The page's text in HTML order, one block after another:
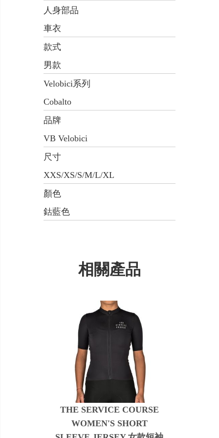
人身部品
車衣
款式
男款
Velobici系列
Cobalto
品牌
VB Velobici
尺寸
XXS/XS/S/M/L/XL
顏色
鈷藍色
相關產品
THE SERVICE COURSE
WOMEN'S SHORT